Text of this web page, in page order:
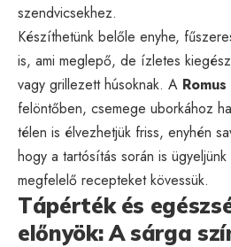
szendvicsekhez.
Készíthetünk belőle enyhe,
is, ami meglepő, de ízletes
vagy grillezett húsoknak. A
felöntőben, csemege uborkához
télen is élvezhetjük friss, enyhén
hogy a tartósítás során is
megfelelő recepteket kövessük.
Tápérték és
előnyök: A sárga